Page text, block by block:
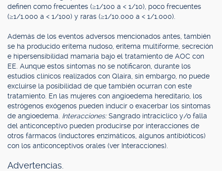
definen como frecuentes (≥1/100 a < 1/10), poco frecuentes
(≥1/1.000 a < 1/100) y raras (≥1/10.000 a < 1/1.000).
Además de los eventos adversos mencionados antes, también
se ha producido eritema nudoso, eritema multiforme, secreción
e hipersensibilidad mamaria bajo el tratamiento de AOC con
EE. Aunque estos síntomas no se notificaron, durante los
estudios clínicos realizados con Qlaira, sin embargo, no puede
excluirse la posibilidad de que también ocurran con este
tratamiento. En las mujeres con angioedema hereditario, los
estrógenos exógenos pueden inducir o exacerbar los síntomas
de angioedema. Interacciones:Sangrado intracíclico y/o falla
del anticonceptivo pueden producirse por interacciones de
otros fármacos (inductores enzimáticos, algunos antibióticos)
con los anticonceptivos orales (ver Interacciones).
Advertencias.